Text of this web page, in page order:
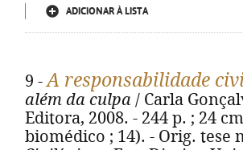
ADICIONAR À LISTA
9 -A responsabilidade
além da culpa / Carla
Editora, 2008. - 244 p. ; 24
biomédico ; 14). - Orig. tese